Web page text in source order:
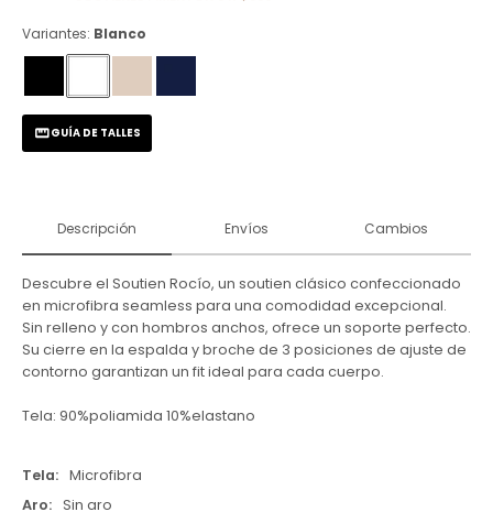
Variantes: Blanco
GUÍA DE TALLES
Descripción Envíos Cambios
Descubre el Soutien Rocío, un soutien clásico confeccionado
en microfibra seamless para una comodidad excepcional.
Sin relleno y con hombros anchos, ofrece un soporte perfecto.
Su cierre en la espalda y broche de 3 posiciones de ajuste de
contorno garantizan un fit ideal para cada cuerpo.
Tela: 90%poliamida 10%elastano
Tela
Microfibra
Aro
Sin aro